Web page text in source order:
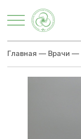
Главная — Врачи —